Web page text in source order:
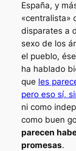
España, y
«centralista»
disparates a
sexo de los
el pueblo,
ha hablado
que les
pero eso sí,
ni como
como buen
parecen
promesas.